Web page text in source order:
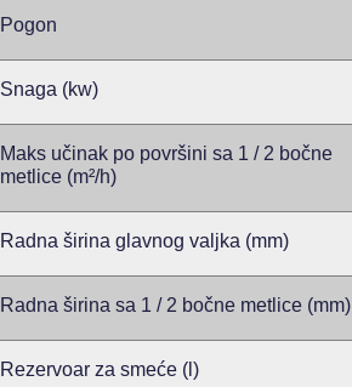
Pogon
Snaga (kw)
Maks učinak po površini sa 1 / 2 bočne
metlice (m²/h)
Radna širina glavnog valjka (mm)
Radna širina sa 1 / 2 bočne metlice (mm)
Rezervoar za smeće (l)